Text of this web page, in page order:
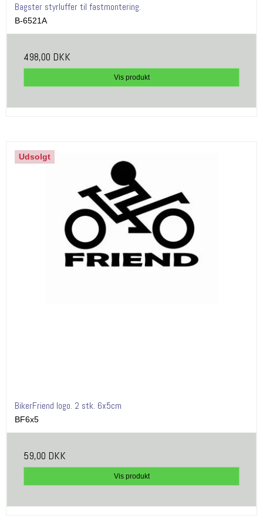
Bagster styrluffer til fastmontering.
B-6521A
498,00 DKK
Vis produkt
Udsolgt
BikerFriend logo. 2 stk. 6x5cm
BF6x5
59,00 DKK
Vis produkt